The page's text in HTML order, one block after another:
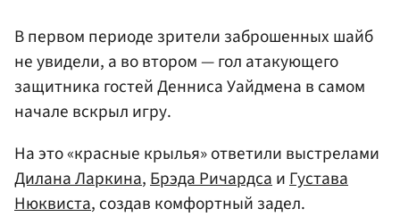
В первом периоде зрители заброшенных шайб
не увидели, а во втором — гол атакующего
защитника гостей Денниса Уайдмена в самом
начале вскрыл игру.
На это «красные крылья» ответили выстрелами
Дилана Ларкина,Брэда РичардсаиГустава
Нюквиста, создав комфортный задел.